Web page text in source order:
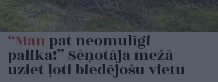
“Manpat neomulīgi
palika!” Sēņotāja mežā
uziet ļoti biedējošu vietu